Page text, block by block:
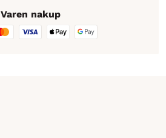
Varen nakup